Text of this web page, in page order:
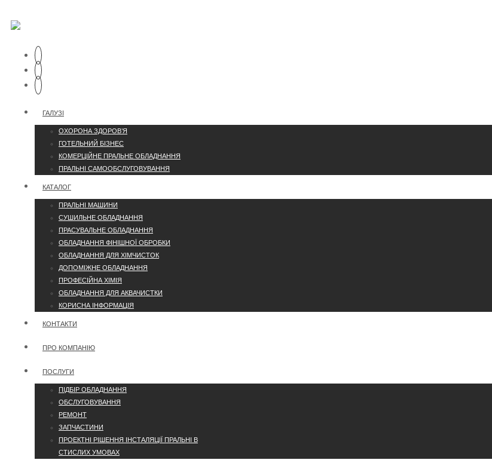
ГАЛУЗІ
ОХОРОНА ЗДОРОВ’Я
ГОТЕЛЬНИЙ БІЗНЕС
КОМЕРЦІЙНЕ ПРАЛЬНЕ ОБЛАДНАННЯ
ПРАЛЬНІ САМООБСЛУГОВУВАННЯ
КАТАЛОГ
ПРАЛЬНІ МАШИНИ
СУШИЛЬНЕ ОБЛАДНАННЯ
ПРАСУВАЛЬНЕ ОБЛАДНАННЯ
ОБЛАДНАННЯ ФІНІШНОЇ ОБРОБКИ
ОБЛАДНАННЯ ДЛЯ ХІМЧИСТОК
ДОПОМІЖНЕ ОБЛАДНАННЯ
ПРОФЕСІЙНА ХІМІЯ
ОБЛАДНАННЯ ДЛЯ АКВАЧИСТКИ
КОРИСНА ІНФОРМАЦІЯ
КОНТАКТИ
ПРО КОМПАНІЮ
ПОСЛУГИ
ПІДБІР ОБЛАДНАННЯ
ОБСЛУГОВУВАННЯ
РЕМОНТ
ЗАПЧАСТИНИ
ПРОЕКТНІ РІШЕННЯ ІНСТАЛЯЦІЇ ПРАЛЬНІ В
СТИСЛИХ УМОВАХ